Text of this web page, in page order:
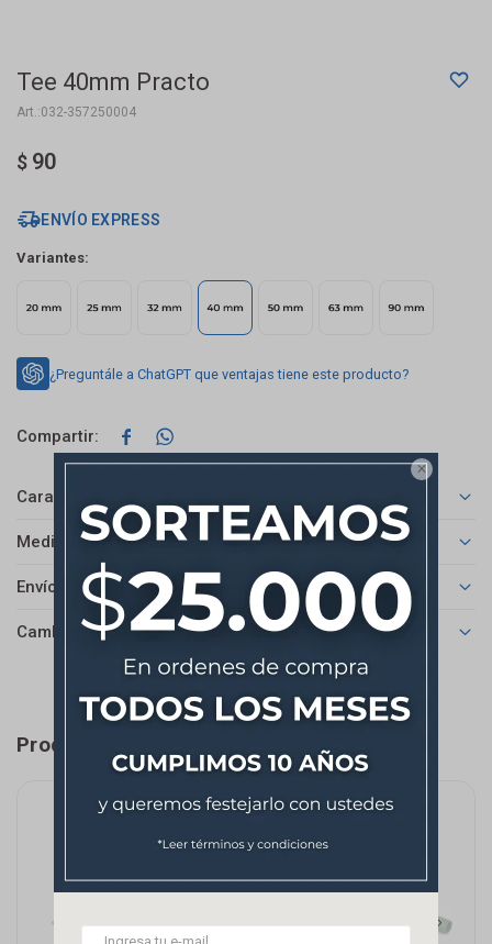

Tee 40mm Practo
032-357250004
$ 90
ENVÍO EXPRESS
Variantes:
¿Preguntále a ChatGPT que ventajas tiene este producto?
 
Características
Medios de pago
Envíos
Cambios y Devoluciones
Productos que te pueden interesar